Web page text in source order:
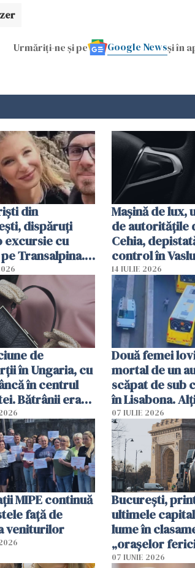
Urmăriți-ne și pe Google Newsși în
din
dispăruți
excursie cu
Transalpina.
familia îi caută
Mașină de lux,
de autoritățile
Cehia,
control în
14 IULIE 2026
de
în Ungaria, cu
în centrul
Bătrânii erau
lase la poartă
aur și bani
Două femei
mortal de un
scăpat de sub
în Lisabona.
oameni sunt
07 IULIE 2026
MIPE continuă
faţă de
veniturilor
București,
ultimele
lume în
„orașelor
2026
07 IUNIE 2026